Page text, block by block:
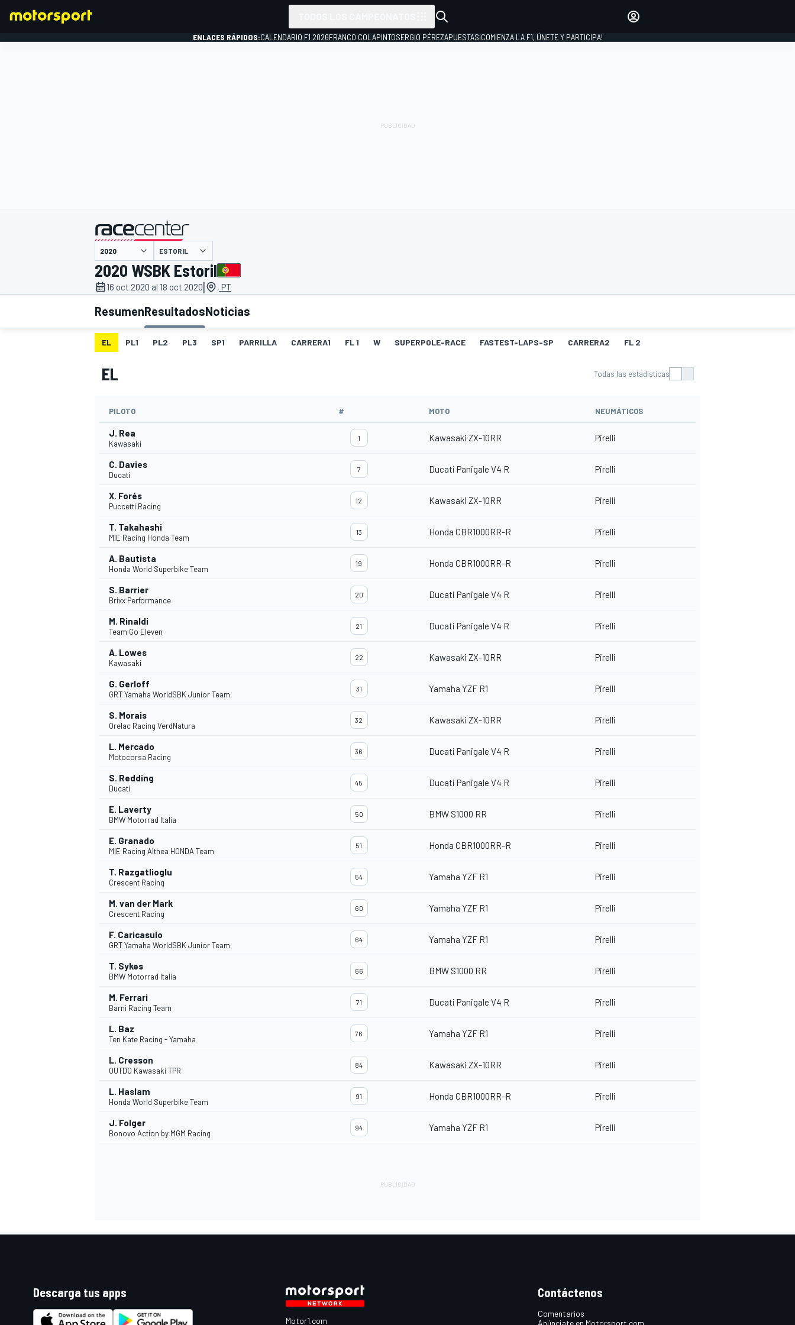
INDYCAR
MOTOGP
NASCAR CUP
FÓRMULA E
INICIAR SESIÓN
ENLACES RÁPIDOS:CALENDARIO F1 2026FRANCO COLAPINTOSERGIO PÉREZAPUESTAS¡COMIENZA LA F1, ÚNETE Y PARTICIPA!
presentado por
ESTORIL
2020 WSBK Estoril
16 oct 2020 al 18 oct 2020| , PT
ResumenResultadosNoticias
EL PL1 PL2 PL3 SP1 PARRILLA CARRERA1 FL 1 W SUPERPOLE-RACE FASTEST-LAPS-SP CARRERA2 FL 2
EL Todas las estadísticas
PILOTO # MOTO NEUMÁTICOS
J. Rea
Kawasaki
1 Kawasaki ZX-10RR Pirelli
C. Davies
Ducati
7 Ducati Panigale V4 R Pirelli
X. Forés
Puccetti Racing
12 Kawasaki ZX-10RR Pirelli
T. Takahashi
MIE Racing Honda Team
13 Honda CBR1000RR-R Pirelli
A. Bautista
Honda World Superbike Team
19 Honda CBR1000RR-R Pirelli
S. Barrier
Brixx Performance
20 Ducati Panigale V4 R Pirelli
M. Rinaldi
Team Go Eleven
21 Ducati Panigale V4 R Pirelli
A. Lowes
Kawasaki
22 Kawasaki ZX-10RR Pirelli
G. Gerloff
GRT Yamaha WorldSBK Junior Team
31 Yamaha YZF R1 Pirelli
S. Morais
Orelac Racing VerdNatura
32 Kawasaki ZX-10RR Pirelli
L. Mercado
Motocorsa Racing
36 Ducati Panigale V4 R Pirelli
S. Redding
Ducati
45 Ducati Panigale V4 R Pirelli
E. Laverty
BMW Motorrad Italia
50 BMW S1000 RR Pirelli
E. Granado
MIE Racing Althea HONDA Team
51 Honda CBR1000RR-R Pirelli
T. Razgatlioglu
Crescent Racing
54 Yamaha YZF R1 Pirelli
M. van der Mark
Crescent Racing
60 Yamaha YZF R1 Pirelli
F. Caricasulo
GRT Yamaha WorldSBK Junior Team
64 Yamaha YZF R1 Pirelli
T. Sykes
BMW Motorrad Italia
66 BMW S1000 RR Pirelli
M. Ferrari
Barni Racing Team
71 Ducati Panigale V4 R Pirelli
L. Baz
Ten Kate Racing - Yamaha
76 Yamaha YZF R1 Pirelli
L. Cresson
OUTDO Kawasaki TPR
84 Kawasaki ZX-10RR Pirelli
L. Haslam
Honda World Superbike Team
91 Honda CBR1000RR-R Pirelli
J. Folger
Bonovo Action by MGM Racing
94 Yamaha YZF R1 Pirelli
Descarga tus apps
Motor1.com
Contáctenos
Comentarios
Anúnciate en Motorsport.com